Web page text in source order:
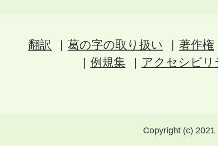
翻訳 葛の字の取り扱い
著作権
例規集
アクセシビ
Copyright (c)